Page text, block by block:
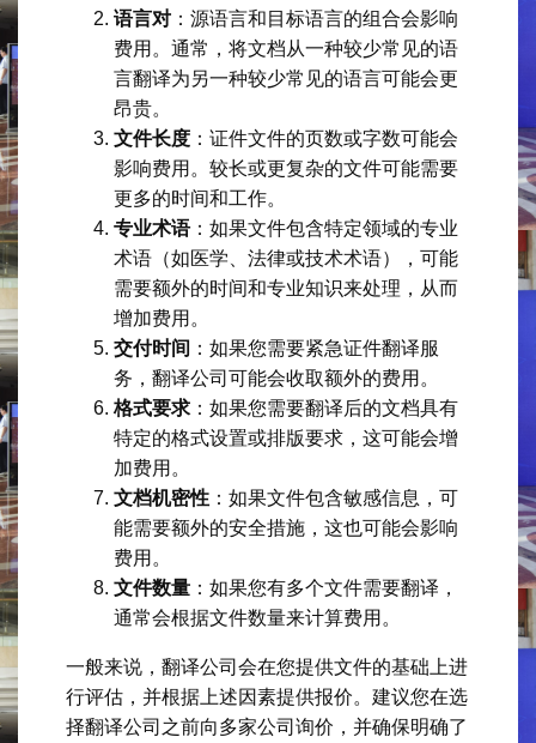
语言对 ：源语言和目标语言的组合会影响
费用。通常，将文档从一种较少常见的语
言翻译为另一种较少常见的语言可能会更
昂贵。
文件长度 ：证件文件的页数或字数可能会
影响费用。较长或更复杂的文件可能需要
更多的时间和工作。
专业术语：如果文件包含特定领域的专业
术语（如医学、法律或技术术语），可能
需要额外的时间和专业知识来处理，从而
增加费用。
交付时间 ：如果您需要紧急证件翻译服
务，翻译公司可能会收取额外的费用。
格式要求 ：如果您需要翻译后的文档具有
特定的格式设置或排版要求，这可能会增
加费用。
文档机密性 ：如果文件包含敏感信息，可
能需要额外的安全措施，这也可能会影响
费用。
文件数量 ：如果您有多个文件需要翻译，
通常会根据文件数量来计算费用。
一般来说，翻译公司会在您提供文件的基础上进
行评估，并根据上述因素提供报价。建议您在选
择翻译公司之前向多家公司询价，并确保明确了